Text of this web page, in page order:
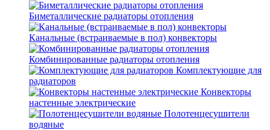
Биметаллические радиаторы отопления
Канальные (встраиваемые в пол) конвекторы
Комбинированные радиаторы отопления
Комплектующие для
радиаторов
Конвекторы
настенные электрические
Полотенцесушители
водяные